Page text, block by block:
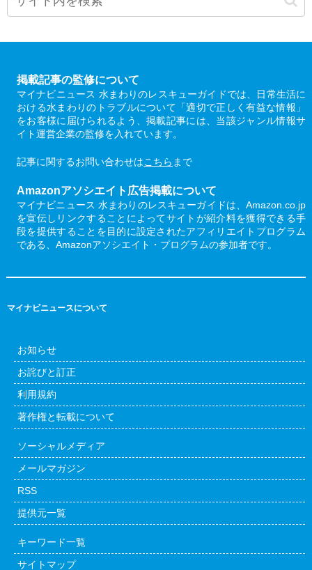
掲載記事の監修について
マイナビニュース 水まわりのレスキューガイドでは、日常生活に
おける水まわりのトラブルについて「適切で正しく有益な情報」
をお客様に届けられるよう、掲載記事には、当該ジャンル情報サ
イト運営企業の監修を入れています。
記事に関するお問い合わせはこちら まで
Amazonアソシエイト広告掲載について
マイナビニュース 水まわりのレスキューガイドは、Amazon.co.jp
を宣伝しリンクすることによってサイトが紹介料を獲得できる手
段を提供することを目的に設定されたアフィリエイトプログラム
である、Amazonアソシエイト・プログラムの参加者です。
マイナビニュースについて
お知らせ
お詫びと訂正
利用規約
著作権と転載について
ソーシャルメディア
メールマガジン
RSS
提供元一覧
キーワード一覧
サイトマップ